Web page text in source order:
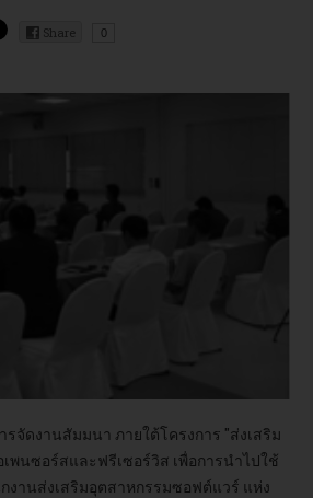
Share
0
จัดงานสัมมนา ภายใต้โครงการ "ส่งเสริม
พนซอร์สและฟรีเซอร์วิส เพื่อการนำไปใช้
งานส่งเสริมอุตสาหกรรมซอฟต์แวร์ แห่ง